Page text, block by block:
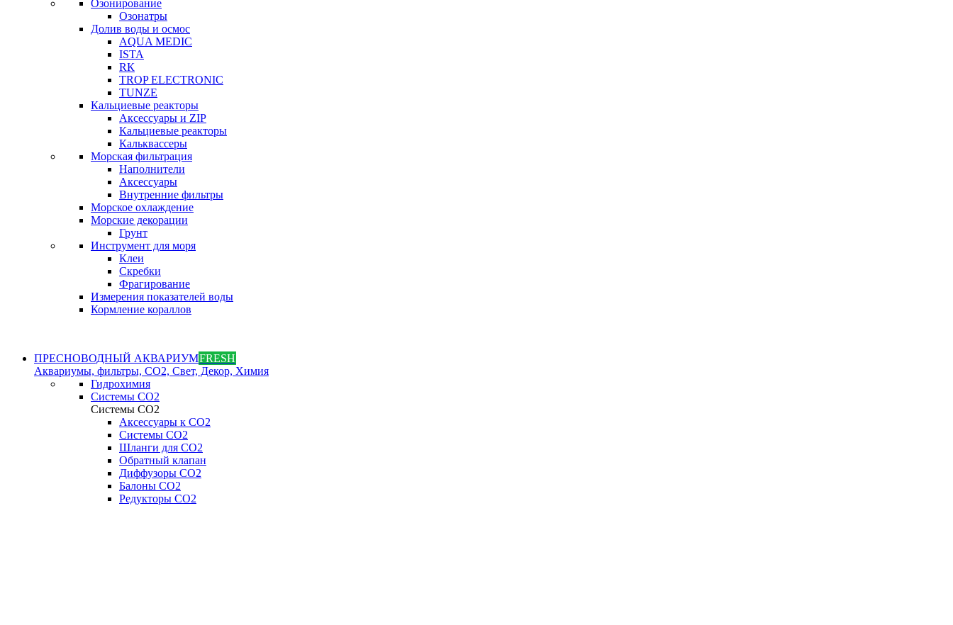
Озонирование
Озонатры
Долив воды и осмос
AQUA MEDIC
ISTA
RК
TROP ELECTRONIC
TUNZE
Кальциевые реакторы
Аксессуары и ZIP
Кальциевые реакторы
Кальквассеры
Морская фильтрация
Наполнители
Аксессуары
Внутренние фильтры
Морское охлаждение
Морские декорации
Грунт
Инструмент для моря
Клеи
Скребки
Фрагирование
Измерения показателей воды
Кормление кораллов
ПРЕСНОВОДНЫЙ АКВАРИУМFRESH
Аквариумы, фильтры, СО2, Свет, Декор, Химия
Гидрохимия
Системы СО2
Системы СО2
Аксессуары к СО2
Системы СО2
Шланги для CO2
Обратный клапан
Диффузоры СO2
Балоны CO2
Редукторы CO2